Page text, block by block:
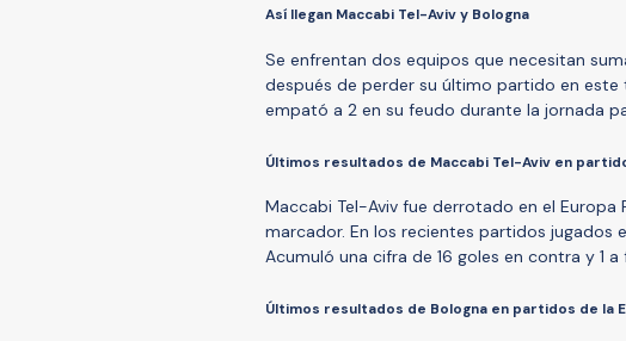
Así llegan Maccabi Tel-Aviv y Bologna
Se enfrentan dos equipos que necesitan
después de perder su último partido en
empató a 2 en su feudo durante la jornada
Últimos resultados de Maccabi Tel-Aviv en
Maccabi Tel-Aviv fue derrotado en el Europa
marcador. En los recientes partidos jugados
Acumuló una cifra de 16 goles en contra y 1 a
Últimos resultados de Bologna en partidos de la